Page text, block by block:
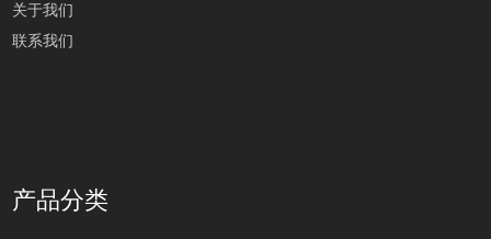
关于我们
联系我们
产品分类